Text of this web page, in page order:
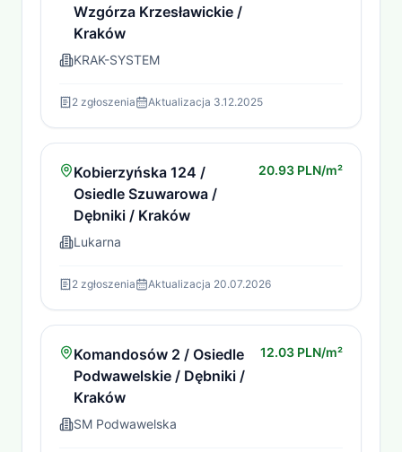
Wzgórza Krzesławickie /
Kraków
KRAK-SYSTEM
2 zgłoszenia Aktualizacja 3.12.2025
Kobierzyńska 124 /
Osiedle Szuwarowa /
Dębniki / Kraków
Lukarna
20.93 PLN/m²
2 zgłoszenia Aktualizacja 20.07.2026
Komandosów 2 / Osiedle
Podwawelskie / Dębniki /
Kraków
SM Podwawelska
12.03 PLN/m²